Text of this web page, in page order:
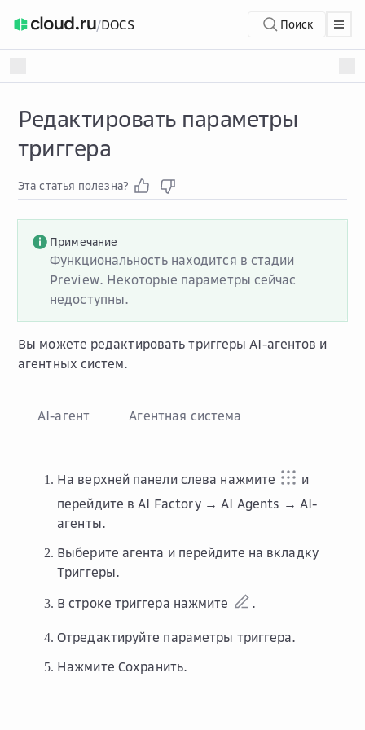
/DOCS Поиск
Редактировать параметры
триггера
Эта статья полезна?
Примечание
Функциональность находится в стадии
Preview. Некоторые параметры сейчас
недоступны.
Вы можете редактировать триггеры AI-агентов и
агентных систем.
AI-агент Агентная система
На верхней панели слева нажмите
и
перейдите вAI Factory → AI Agents → AI-
агенты.
Выберите агента и перейдите на вкладку
Триггеры.
В строке триггера нажмите
.
Отредактируйте параметры триггера.
Нажмите Сохранить.